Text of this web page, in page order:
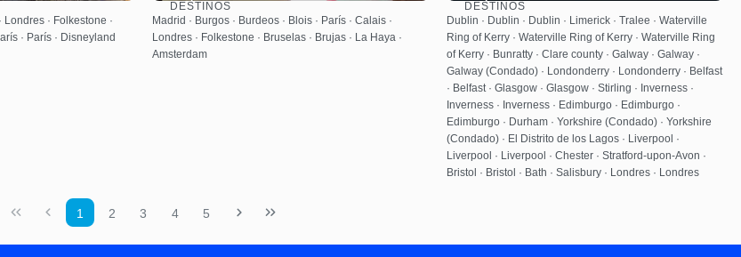
Londres · Folkestone ·
· París · Disneyland
Ver
DESTINOS
Madrid · Burgos · Burdeos · Blois · París · Calais ·
Londres · Folkestone · Bruselas · Brujas · La Haya ·
Amsterdam
Ver
DESTINOS
Dublin · Dublin · Dublin · Limerick · Tralee · Waterville
Ring of Kerry · Waterville Ring of Kerry · Waterville Ring
of Kerry · Bunratty · Clare county · Galway · Galway ·
Galway (Condado) · Londonderry · Londonderry · Belfast
· Belfast · Glasgow · Glasgow · Stirling · Inverness ·
Inverness · Inverness · Edimburgo · Edimburgo ·
Edimburgo · Durham · Yorkshire (Condado) · Yorkshire
(Condado) · El Distrito de los Lagos · Liverpool ·
Liverpool · Liverpool · Chester · Stratford-upon-Avon ·
Bristol · Bristol · Bath · Salisbury · Londres · Londres
1 2 3 4 5